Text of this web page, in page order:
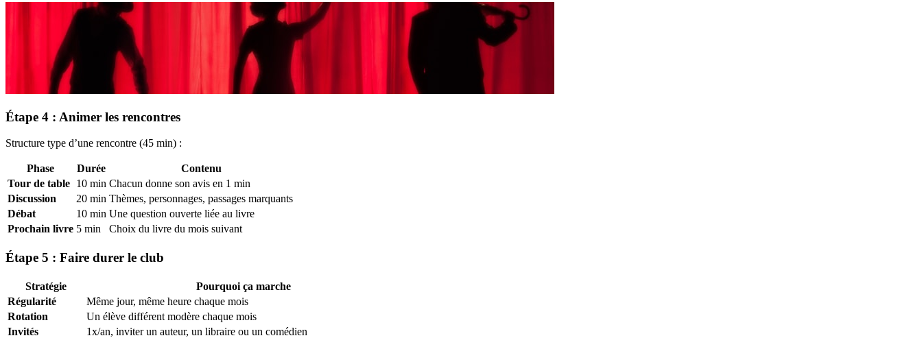
Étape 4 : Animer les rencontres
Structure type d’une rencontre (45 min) :
Phase Durée
Contenu
Tour de table 10 min Chacun donne son avis en 1 min
Discussion
20 min Thèmes, personnages, passages marquants
Débat
10 min Une question ouverte liée au livre
Prochain livre 5 min Choix du livre du mois suivant
Étape 5 : Faire durer le club
Stratégie
Pourquoi ça marche
Régularité
Même jour, même heure chaque mois
Rotation
Un élève différent modère chaque mois
Invités
1x/an, inviter un auteur, un libraire ou un comédien